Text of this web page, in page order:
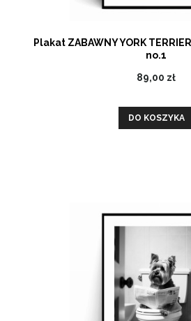
Plakat ZABAWNY YORK
no.1
89,00 zł
DO KOSZYKA